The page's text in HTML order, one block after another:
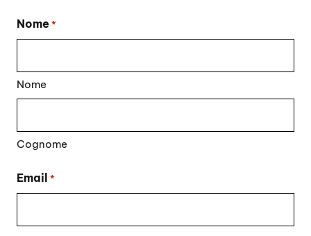
Nome *
Nome
Cognome
Email *